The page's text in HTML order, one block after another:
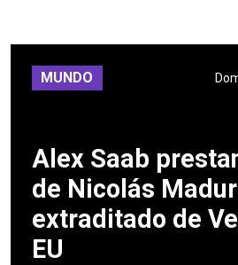
MUNDO
Alex Saab
de Nicolás
extraditado de
EU